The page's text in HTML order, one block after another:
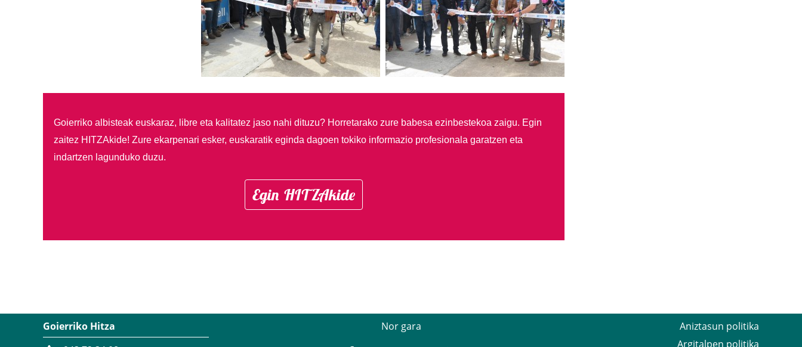
Goierriko albisteak euskaraz, libre eta kalitatez jaso nahi dituzu? Horretarako zure babesa ezinbestekoa zaigu. Egin
zaitez HITZAkide! Zure ekarpenari esker, euskaratik eginda dagoen tokiko informazio profesionala garatzen eta
indartzen lagunduko duzu.
Egin HITZAkide
Goierriko Hitza
Nor gara
Aniztasun politika
Argitalpen politika